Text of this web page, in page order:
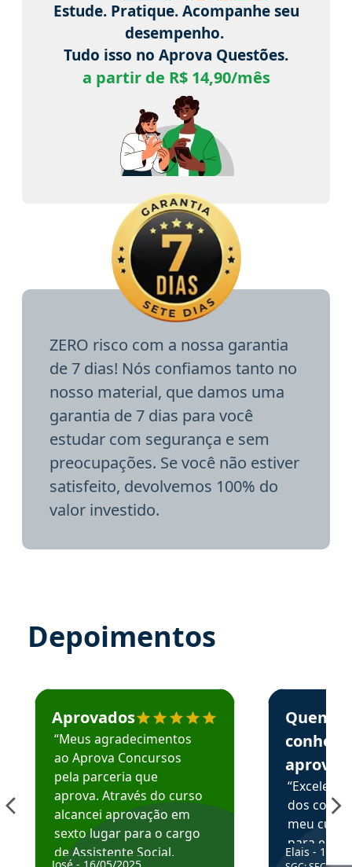
Estude. Pratique. Acompanhe seu
desempenho.
Tudo isso no Aprova Questões.
a partir de R$ 14,90/mês
ZERO risco com a nossa garantia
de 7 dias! Nós confiamos tanto no
nosso material, que damos uma
garantia de 7 dias para você
estudar com segurança e sem
preocupações. Se você não estiver
satisfeito, devolvemos 100% do
valor investido.
Depoimentos
Estudante José recomenda o Aprova Concursos em
Aprovados
“Meus agradecimentos
ao Aprova Concursos
pela parceria que
aprova. Através do curso
alcancei aprovação em
sexto lugar para o cargo
de Assistente Social.
Estudante
Quem
aprova
dos
meu
para
colocar
Elais - 15/